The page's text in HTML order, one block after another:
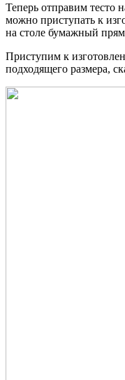
Теперь отправим тесто
можно приступать к
на столе бумажный
Приступим к
подходящего размера,